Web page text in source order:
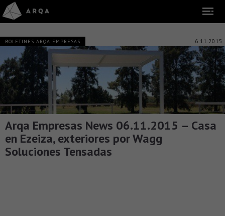
BOLETINES ARQA EMPRESAS 6.11.2015
Arqa Empresas News 06.11.2015 – Casa
en Ezeiza, exteriores por Wagg
Soluciones Tensadas